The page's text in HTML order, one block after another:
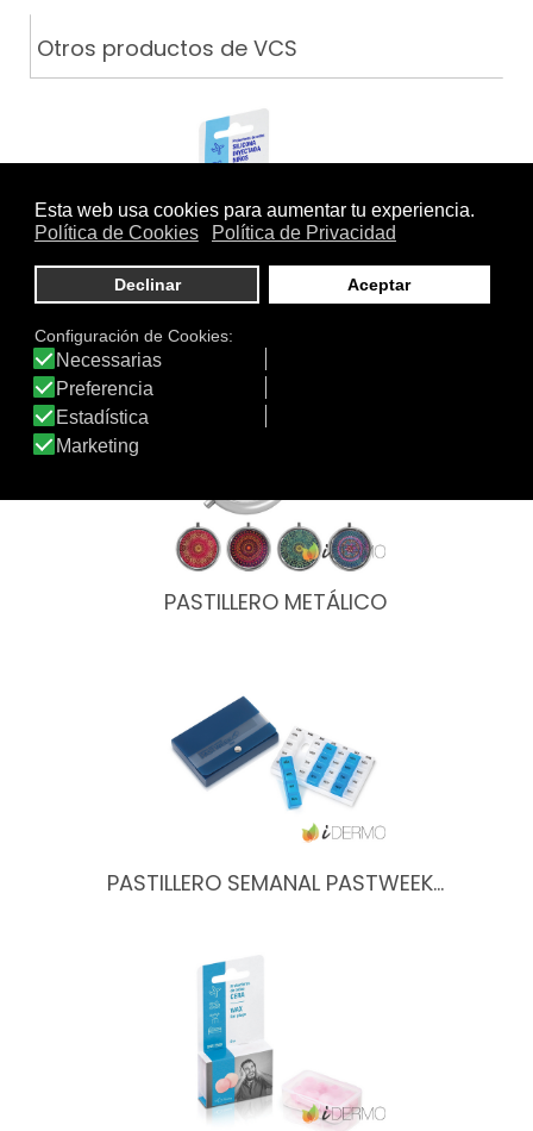
Otros productos de VCS
PASTILLERO METÁLICO
PASTILLERO SEMANAL PASTWEEK…